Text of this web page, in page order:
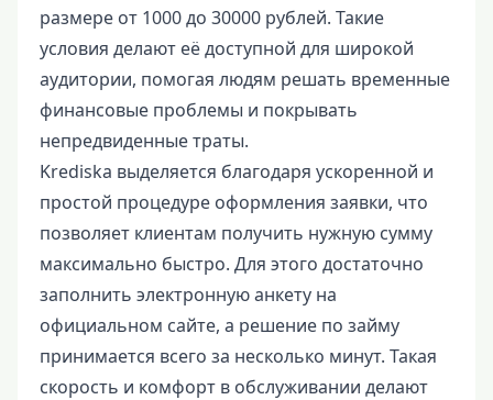
размере от 1000 до 30000 рублей. Такие
условия делают её доступной для широкой
аудитории, помогая людям решать временные
финансовые проблемы и покрывать
непредвиденные траты.
Krediska выделяется благодаря ускоренной и
простой процедуре оформления заявки, что
позволяет клиентам получить нужную сумму
максимально быстро. Для этого достаточно
заполнить электронную анкету на
официальном сайте, а решение по займу
принимается всего за несколько минут. Такая
скорость и комфорт в обслуживании делают